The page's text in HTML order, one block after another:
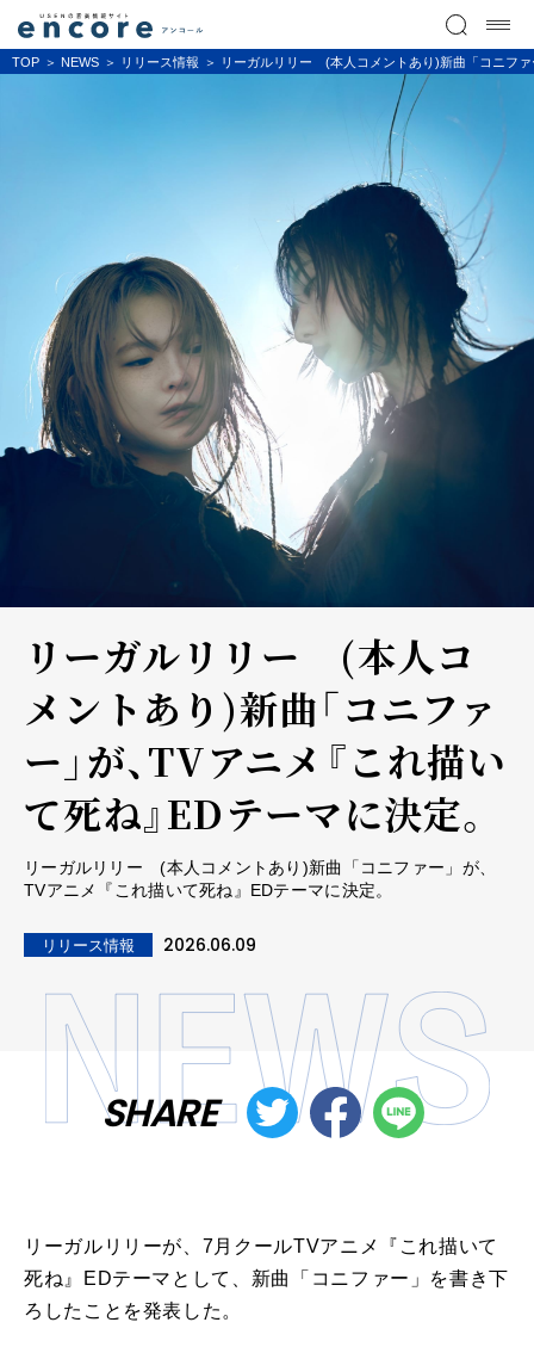
TOP NEWS リリース情報 リーガルリリー (本人コメントあり)新曲「コニフ
リーガルリリー (本人コ
メントあり)新曲「コニファ
ー」が、TVアニメ『これ描い
て死ね』EDテーマに決定。
リーガルリリー (本人コメントあり)新曲「コニファー」が、
TVアニメ『これ描いて死ね』EDテーマに決定。
リリース情報 2026.06.09
SHARE
リーガル リリーが 7月クールTVアニメ 『 これ描いて
死ね 』 EDテーマ として 新曲 「 コニファー 」を書き下
ろしたことを発表した。